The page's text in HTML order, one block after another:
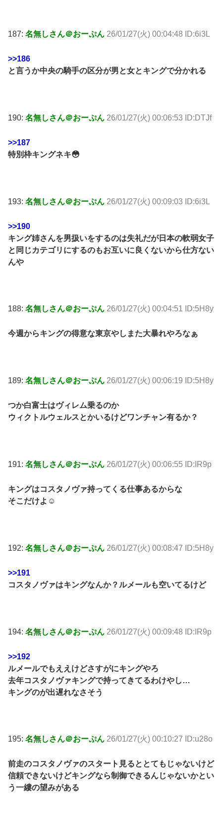
187: 名無しさん＠おーぷん 26/01/27(火) 00:04:48 ID:6i3L
>>186
と言うか中央の騎手の区分が男と女とキングで分かれる
190: 名無しさん＠おーぷん 26/01/27(火) 00:06:53 ID:DTJf
>>187
特別枠キングネキ😳
193: 名無しさん＠おーぷん 26/01/27(火) 00:09:03 ID:6i3L
>>190
キング姉さんを男扱いをするのは失礼だが日本の軟弱女子
と同じカテゴリにするのもお互いに良くないから仕方ない
んや
188: 名無しさん＠おーぷん 26/01/27(火) 00:04:51 ID:5H8y
今週からキングの得意な東京やしまた大暴れやろなぁ
189: 名無しさん＠おーぷん 26/01/27(火) 00:06:19 ID:5H8y
つか白富士はヴィレム乗るのか
ウィクトルウェルスとかいるけどワンチャン有るか？
191: 名無しさん＠おーぷん 26/01/27(火) 00:06:55 ID:IR9p
キングはコスタノヴァ持ってくる仕事あるからな
そこだけよ☺️
192: 名無しさん＠おーぷん 26/01/27(火) 00:08:47 ID:5H8y
>>191
コスタノヴァはキングなんか？ルメールも空いてるけど
194: 名無しさん＠おーぷん 26/01/27(火) 00:09:48 ID:IR9p
>>192
ルメールでもええけどさすがにキングやろ
去年コスタノヴァキングで持ってきてるわけやし…
キングのが出遅れなさそう
195: 名無しさん＠おーぷん 26/01/27(火) 00:10:27 ID:u28o
前走のコスタノヴァのスタート見るととてもじゃないけど
信頼できないけどキングなら制御できるんじゃないかとい
う一縷の望みがある